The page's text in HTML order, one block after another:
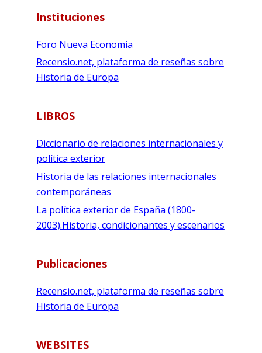
Instituciones
Foro Nueva Economía
Recensio.net, plataforma de reseñas sobre
Historia de Europa
LIBROS
Diccionario de relaciones internacionales y
política exterior
Historia de las relaciones internacionales
contemporáneas
La política exterior de España (1800-
2003).Historia, condicionantes y escenarios
Publicaciones
Recensio.net, plataforma de reseñas sobre
Historia de Europa
WEBSITES